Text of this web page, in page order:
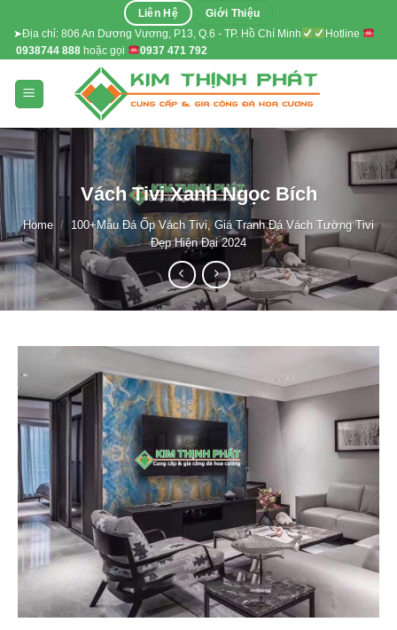
content
Liên Hệ Giới Thiệu
➤Địa chỉ: 806 An Dương Vương, P13, Q.6 - TP. Hồ Chí Minh
Hotline
0938744 888 hoặc gọi 0937 471 792
Vách Tivi Xanh Ngọc Bích
Home / 100+Mẫu Đá Ốp Vách Tivi, Giá Tranh Đá Vách Tường Tivi
Đẹp Hiện Đại 2024